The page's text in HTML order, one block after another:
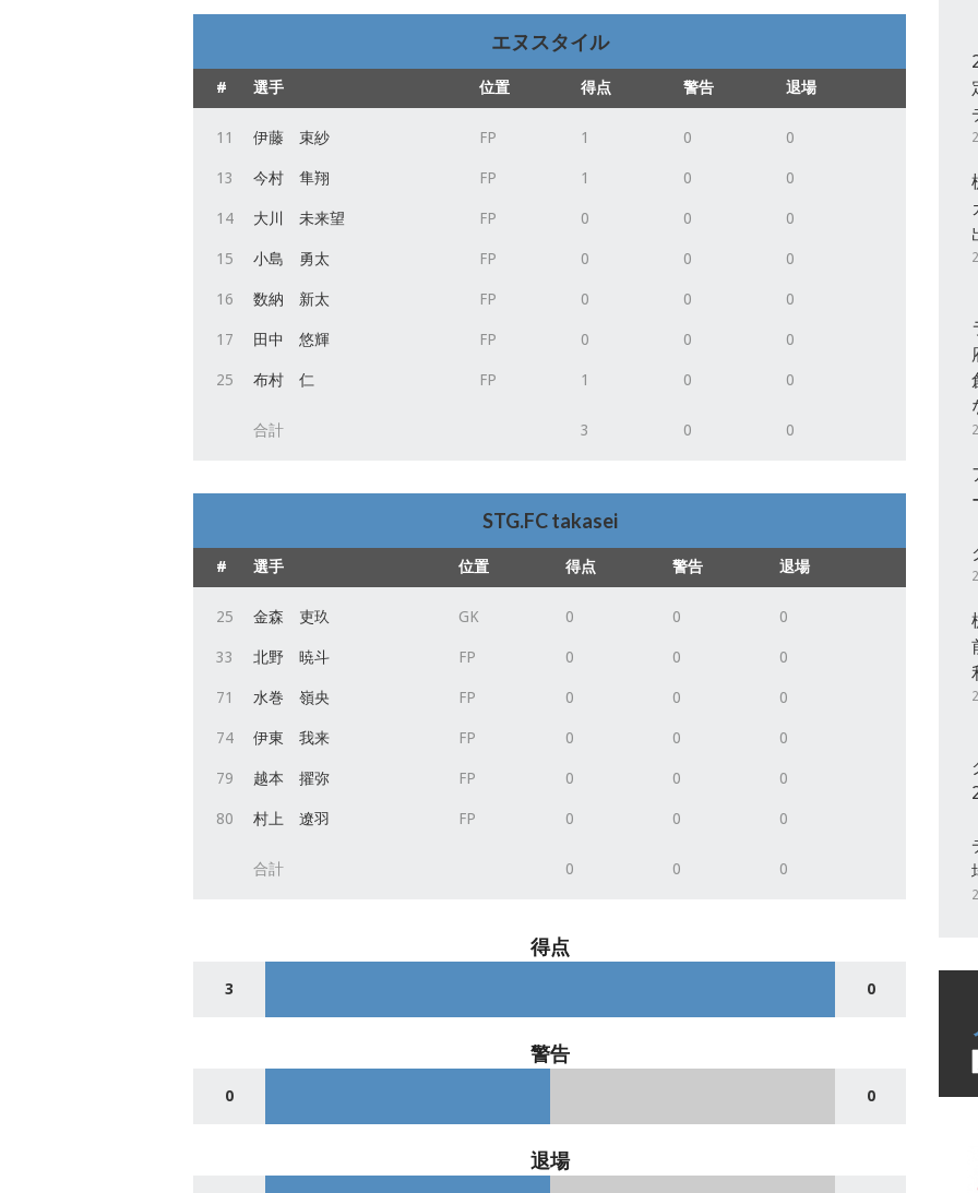
エヌスタイル
# 選手 位置 得点 警告 退場
11 伊藤 束紗 FP 1 0 0
13 今村 隼翔 FP 1 0 0
14 大川 未来望 FP 0 0 0
15 小島 勇太 FP 0 0 0
16 数納 新太 FP 0 0 0
17 田中 悠輝 FP 0 0 0
25 布村 仁 FP 1 0 0
合計 3 0 0
STG.FC takasei
# 選手 位置 得点 警告 退場
25 金森 吏玖 GK 0 0 0
33 北野 暁斗 FP 0 0 0
71 水巻 嶺央 FP 0 0 0
74 伊東 我来 FP 0 0 0
79 越本 擢弥 FP 0 0 0
80 村上 遼羽 FP 0 0 0
合計 0 0 0
得点
3 0
警告
0 0
退場